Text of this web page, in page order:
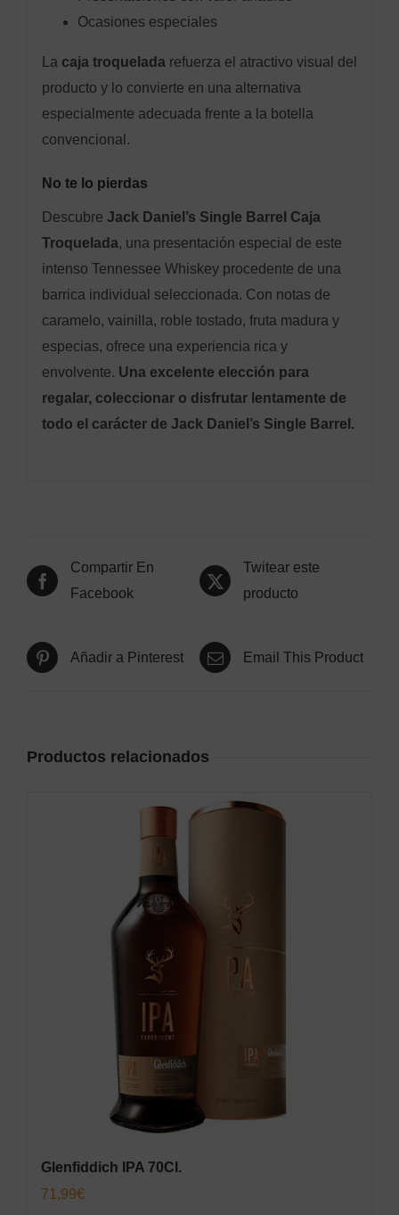
Ocasiones especiales
La caja troqueladarefuerza el atractivo visual del
producto y lo convierte en una alternativa
especialmente adecuada frente a la botella
convencional.
No te lo pierdas
Descubre Jack Daniel’s Single Barrel Caja
Troquelada, una presentación especial de este
intenso Tennessee Whiskey procedente de una
barrica individual seleccionada. Con notas de
caramelo, vainilla, roble tostado, fruta madura y
especias, ofrece una experiencia rica y
envolvente. Una excelente elección para
regalar, coleccionar o disfrutar lentamente de
todo el carácter de Jack Daniel’s Single Barrel.
Compartir En
Facebook
Twitear este
producto
Añadir a Pinterest Email This Product
Productos relacionados
Glenfiddich IPA 70Cl.
71,99€